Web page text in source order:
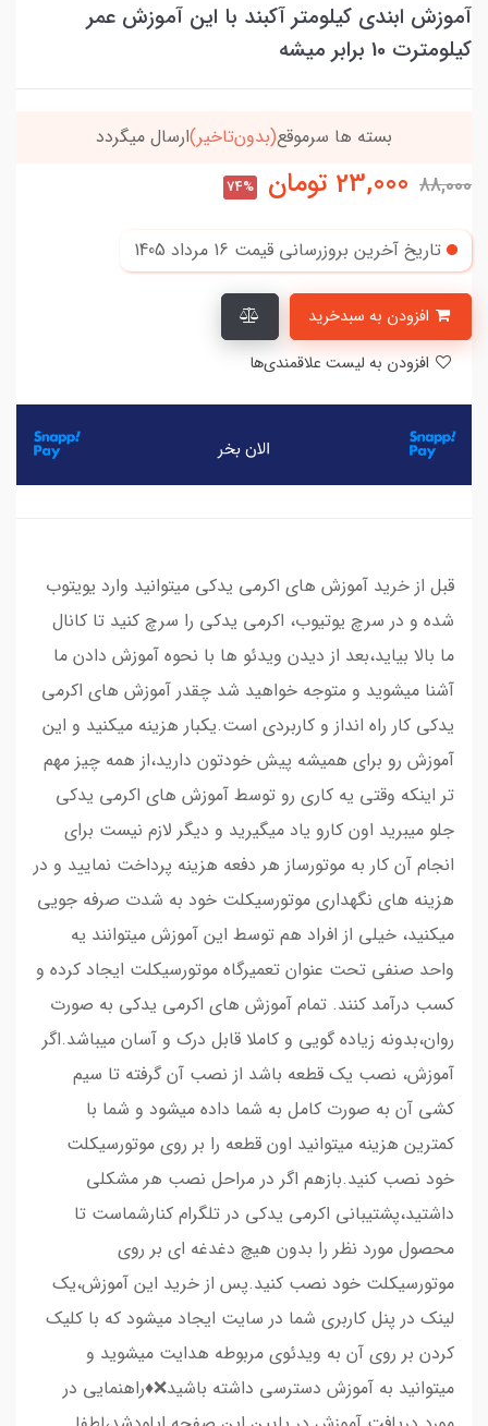
آموزش ابندی کیلومتر آکبند با این آموزش عمر
کیلومترت 10 برابر میشه
بسته ها سرموقع(بدون‌تاخیر)ارسال میگردد
88,000
23,000 تومان 74%
تاریخ آخرین بروزرسانی قیمت 16 مرداد 1405
قبل از خرید آموزش های اکرمی یدکی میتوانید وارد یویتوب
شده و در سرچ یوتیوب، اکرمی یدکی را سرچ کنید تا کانال
ما بالا بیاید،بعد از دیدن ویدئو ها با نحوه آموزش دادن ما
آشنا میشوید و متوجه خواهید شد چقدر آموزش های اکرمی
یدکی کار راه انداز و کاربردی است.یکبار هزینه میکنید و این
آموزش رو برای همیشه پیش خودتون دارید،از همه چیز مهم
تر اینکه وقتی یه کاری رو توسط آموزش های اکرمی یدکی
جلو میبرید اون کارو یاد میگیرید و دیگر لازم نیست برای
انجام آن کار به موتورساز هر دفعه هزینه پرداخت نمایید و در
هزینه های نگهداری موتورسیکلت خود به شدت صرفه جویی
میکنید، خیلی از افراد هم توسط این آموزش میتوانند یه
واحد صنفی تحت عنوان تعمیرگاه موتورسیکلت ایجاد کرده و
کسب درآمد کنند. تمام آموزش های اکرمی یدکی به صورت
روان،بدونه زیاده گویی و کاملا قابل درک و آسان میباشد.اگر
آموزش، نصب یک قطعه باشد از نصب آن گرفته تا سیم
کشی آن به صورت کامل به شما داده میشود و شما با
کمترین هزینه میتوانید اون قطعه را بر روی موتورسیکلت
خود نصب کنید.بازهم اگر در مراحل نصب هر مشکلی
داشتید،پشتیبانی اکرمی یدکی در تلگرام کنارشماست تا
محصول مورد نظر را بدون هیچ دغدغه ای بر روی
موتورسیکلت خود نصب کنید.پس از خرید این آموزش،یک
لینک در پنل کاربری شما در سایت ایجاد میشود که با کلیک
کردن بر روی آن به ویدئوی مربوطه هدایت میشوید و
میتوانید به آموزش دسترسی داشته باشید❌♦️راهنمایی در